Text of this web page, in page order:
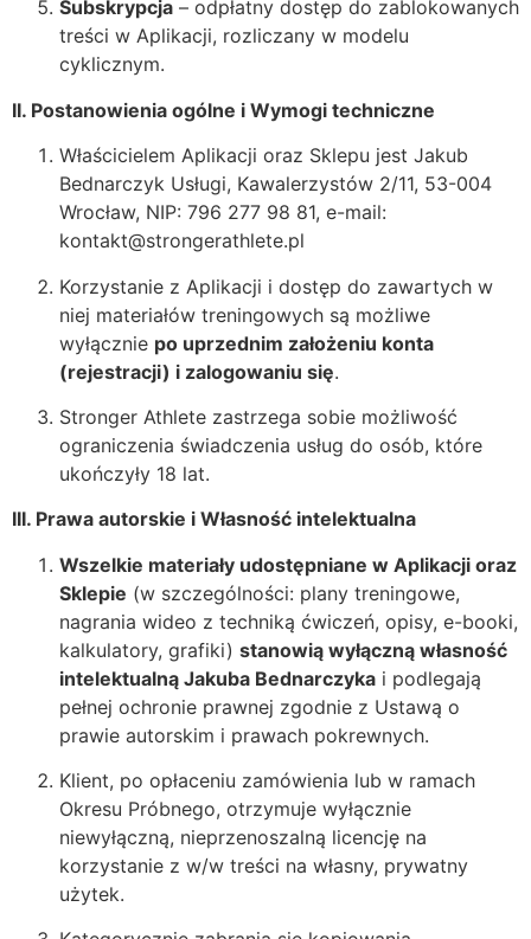
Subskrypcja – odpłatny dostęp do zablokowanych
treści w Aplikacji, rozliczany w modelu
cyklicznym.
II. Postanowienia ogólne i Wymogi techniczne
Właścicielem Aplikacji oraz Sklepu jest Jakub
Bednarczyk Usługi, Kawalerzystów 2/11, 53-004
Wrocław, NIP: 796 277 98 81, e-mail:
kontakt@strongerathlete.pl
Korzystanie z Aplikacji i dostęp do zawartych w
niej materiałów treningowych są możliwe
wyłącznie po uprzednim założeniu konta
(rejestracji) i zalogowaniu się.
Stronger Athlete zastrzega sobie możliwość
ograniczenia świadczenia usług do osób, które
ukończyły 18 lat.
III. Prawa autorskie i Własność intelektualna
Wszelkie materiały udostępniane w Aplikacji oraz
Sklepie (w szczególności: plany treningowe,
nagrania wideo z techniką ćwiczeń, opisy, e-booki,
kalkulatory, grafiki) stanowią wyłączną własność
intelektualną Jakuba Bednarczyka i podlegają
pełnej ochronie prawnej zgodnie z Ustawą o
prawie autorskim i prawach pokrewnych.
Klient, po opłaceniu zamówienia lub w ramach
Okresu Próbnego, otrzymuje wyłącznie
niewyłączną, nieprzenoszalną licencję na
korzystanie z w/w treści na własny, prywatny
użytek.